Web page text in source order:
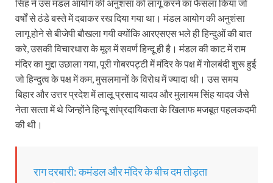
सिंह ने उस मंडल आयोग की अनुशंसा को लागू करने का फैसला किया जो
वर्षों से ठंडे बस्ते में दबाकर रख दिया गया था। मंडल आयोग की अनुशंसा
लागू होने से बीजेपी बौखला गयी क्योंकि आरएसएस भले ही हिन्दुओं की बात
करे, उसकी विचारधारा के मूल में सवर्ण हिन्दू ही है। मंडल की काट में राम
मंदिर का मुद्दा उछाला गया, पूरी गोबरपट्टी में मंदिर के पक्ष में गोलबंदी शुरू हुई
जो हिन्दुत्व के पक्ष में कम, मुसलमानों के विरोध में ज्‍यादा थी। उस समय
बिहार और उत्तर प्रदेश में लालू प्रसाद यादव और मुलायम सिंह यादव जैसे
नेता सत्‍ता में थे जिन्‍होंने हिन्दू सांप्रदायिकता के खिलाफ मजबूत पहलकदमी
की थी।
राग दरबारी: कमंडल और मंदिर के बीच दम तोड़ता